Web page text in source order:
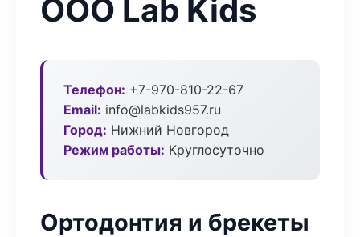
ООО Lab Kids
Телефон: +7-970-810-22-67
Email: info@labkids957.ru
Город: Нижний Новгород
Режим работы: Круглосуточно
Ортодонтия и брекеты